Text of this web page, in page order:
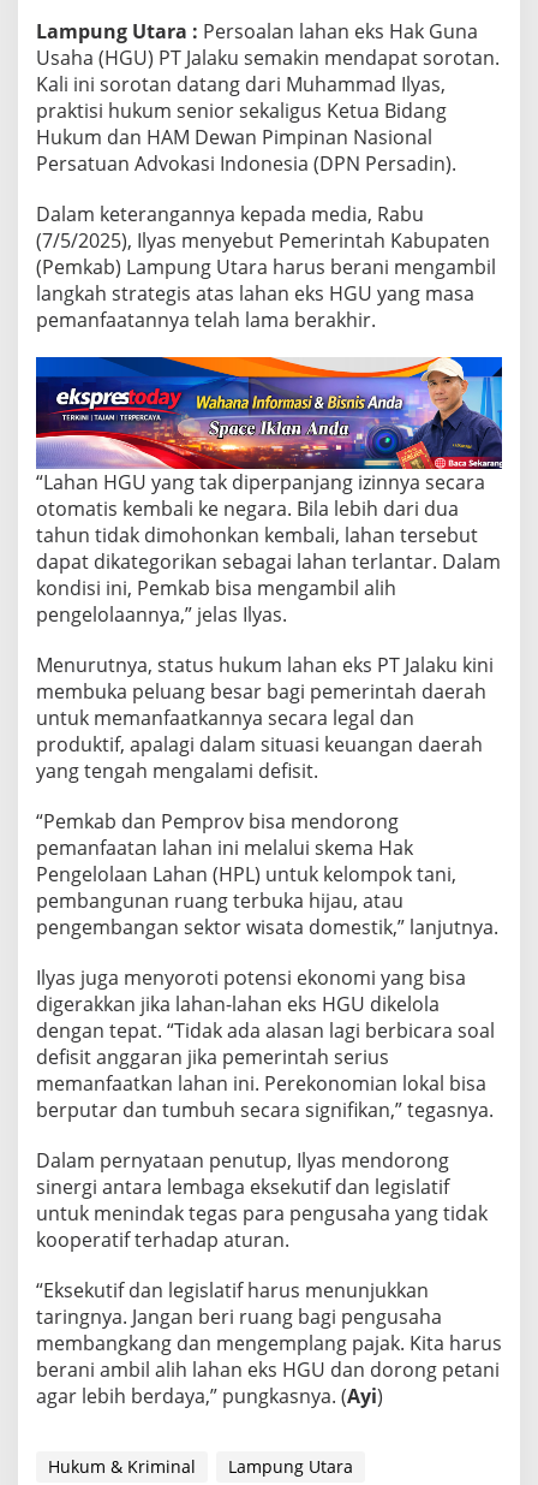
a
k
t
i
s
i
u
u
m
I
y
s
,
D
e
a
k
P
e
m
k
b
L
a
m
p
u
a
A
m
b
i
l
a
n
g
k
a
h
S
a
t
e
g
:
J
a
n
g
a
i
Lampung Utara : Persoalan lahan eks Hak Guna
Usaha (HGU) PT Jalaku semakin mendapat sorotan.
Kali ini sorotan datang dari Muhammad Ilyas,
praktisi hukum senior sekaligus Ketua Bidang
Hukum dan HAM Dewan Pimpinan Nasional
Persatuan Advokasi Indonesia (DPN Persadin).
Dalam keterangannya kepada media, Rabu
(7/5/2025), Ilyas menyebut Pemerintah Kabupaten
(Pemkab) Lampung Utara harus berani mengambil
langkah strategis atas lahan eks HGU yang masa
pemanfaatannya telah lama berakhir.
“Lahan HGU yang tak diperpanjang izinnya secara
otomatis kembali ke negara. Bila lebih dari dua
tahun tidak dimohonkan kembali, lahan tersebut
dapat dikategorikan sebagai lahan terlantar. Dalam
kondisi ini, Pemkab bisa mengambil alih
pengelolaannya,” jelas Ilyas.
Menurutnya, status hukum lahan eks PT Jalaku kini
membuka peluang besar bagi pemerintah daerah
untuk memanfaatkannya secara legal dan
produktif, apalagi dalam situasi keuangan daerah
yang tengah mengalami defisit.
“Pemkab dan Pemprov bisa mendorong
pemanfaatan lahan ini melalui skema Hak
Pengelolaan Lahan (HPL) untuk kelompok tani,
pembangunan ruang terbuka hijau, atau
pengembangan sektor wisata domestik,” lanjutnya.
Ilyas juga menyoroti potensi ekonomi yang bisa
digerakkan jika lahan-lahan eks HGU dikelola
dengan tepat. “Tidak ada alasan lagi berbicara soal
defisit anggaran jika pemerintah serius
memanfaatkan lahan ini. Perekonomian lokal bisa
berputar dan tumbuh secara signifikan,” tegasnya.
Dalam pernyataan penutup, Ilyas mendorong
sinergi antara lembaga eksekutif dan legislatif
untuk menindak tegas para pengusaha yang tidak
kooperatif terhadap aturan.
“Eksekutif dan legislatif harus menunjukkan
taringnya. Jangan beri ruang bagi pengusaha
membangkang dan mengemplang pajak. Kita harus
berani ambil alih lahan eks HGU dan dorong petani
agar lebih berdaya,” pungkasnya. (Ayi)
Hukum & Kriminal Lampung Utara